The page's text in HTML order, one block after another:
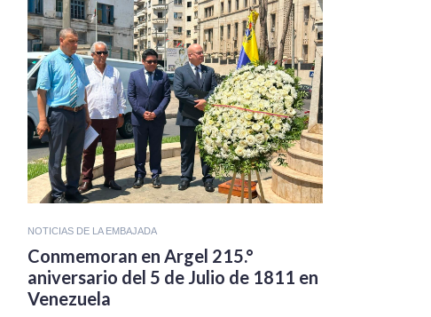
NOTICIAS DE LA EMBAJADA
Conmemoran en Argel 215.°
aniversario del 5 de Julio de 1811 en
Venezuela